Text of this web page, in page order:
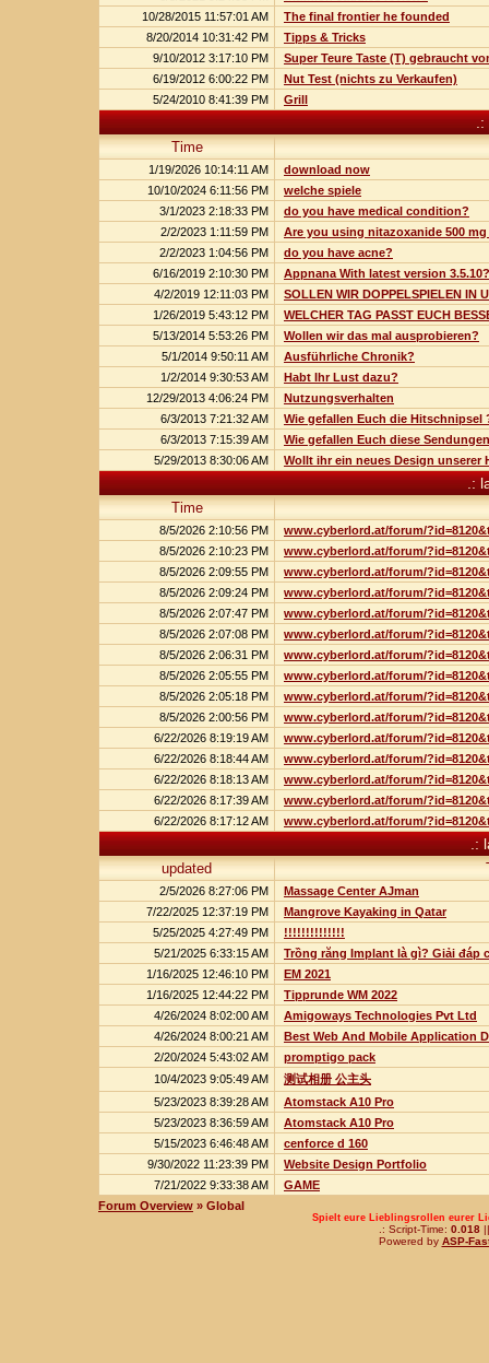
10/28/2015 11:57:01 AM
The final frontier he founded
8/20/2014 10:31:42 PM
Tipps & Tricks
9/10/2012 3:17:10 PM
Super Teure Taste (T) gebraucht
6/19/2012 6:00:22 PM
Nut Test (nichts zu Verkaufen)
5/24/2010 8:41:39 PM
Grill
.:
Time
1/19/2026 10:14:11 AM
download now
10/10/2024 6:11:56 PM
welche spiele
3/1/2023 2:18:33 PM
do you have medical condition?
2/2/2023 1:11:59 PM
Are you using nitazoxanide 500
2/2/2023 1:04:56 PM
do you have acne?
6/16/2019 2:10:30 PM
Appnana With latest version
4/2/2019 12:11:03 PM
SOLLEN WIR DOPPELSPIELEN IN
1/26/2019 5:43:12 PM
WELCHER TAG PASST EUCH
5/13/2014 5:53:26 PM
Wollen wir das mal ausprobieren?
5/1/2014 9:50:11 AM
Ausführliche Chronik?
1/2/2014 9:30:53 AM
Habt Ihr Lust dazu?
12/29/2013 4:06:24 PM
Nutzungsverhalten
6/3/2013 7:21:32 AM
Wie gefallen Euch die Hitschnipsel
6/3/2013 7:15:39 AM
Wie gefallen Euch diese Sendungen
5/29/2013 8:30:06 AM
Wollt ihr ein neues Design unserer
.:
Time
8/5/2026 2:10:56 PM
www.cyberlord.at/forum/
8/5/2026 2:10:23 PM
www.cyberlord.at/forum/
8/5/2026 2:09:55 PM
www.cyberlord.at/forum/
8/5/2026 2:09:24 PM
www.cyberlord.at/forum/
8/5/2026 2:07:47 PM
www.cyberlord.at/forum/
8/5/2026 2:07:08 PM
www.cyberlord.at/forum/
8/5/2026 2:06:31 PM
www.cyberlord.at/forum/
8/5/2026 2:05:55 PM
www.cyberlord.at/forum/
8/5/2026 2:05:18 PM
www.cyberlord.at/forum/
8/5/2026 2:00:56 PM
www.cyberlord.at/forum/
6/22/2026 8:19:19 AM
www.cyberlord.at/forum/
6/22/2026 8:18:44 AM
www.cyberlord.at/forum/
6/22/2026 8:18:13 AM
www.cyberlord.at/forum/
6/22/2026 8:17:39 AM
www.cyberlord.at/forum/
6/22/2026 8:17:12 AM
www.cyberlord.at/forum/
.:
updated
2/5/2026 8:27:06 PM
Massage Center AJman
7/22/2025 12:37:19 PM
Mangrove Kayaking in Qatar
5/25/2025 4:27:49 PM
!!!!!!!!!!!!!!
5/21/2025 6:33:15 AM
Trồng răng Implant là gì? Giải đáp
1/16/2025 12:46:10 PM
EM 2021
1/16/2025 12:44:22 PM
Tipprunde WM 2022
4/26/2024 8:02:00 AM
Amigoways Technologies Pvt Ltd
4/26/2024 8:00:21 AM
Best Web And Mobile Application
2/20/2024 5:43:02 AM
promptigo pack
10/4/2023 9:05:49 AM
测试相册 公主头
5/23/2023 8:39:28 AM
Atomstack A10 Pro
5/23/2023 8:36:59 AM
Atomstack A10 Pro
5/15/2023 6:46:48 AM
cenforce d 160
9/30/2022 11:23:39 PM
Website Design Portfolio
7/21/2022 9:33:38 AM
GAME
Forum Overview » Global
Spielt eure Lieblingsrollen eurer
.: Script-Time: 0.018||
Powered by ASP-